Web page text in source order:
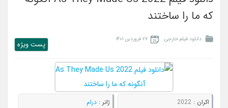
که ما را ساختند
دانلود فیلم خارجی ۲۷ فروردین ۱۴۰۱
پست ويژه
اکران :2022 ژانر : درام